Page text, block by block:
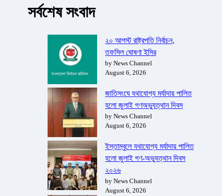
সর্বশেষ সংবাদ
২০ আগস্ট রাষ্ট্রপতি নির্বাচন,
তফসিল ঘোষণা ইসির
by News Channel
August 6, 2026
জাতিসংঘে যথাযোগ্য মর্যাদায় পালিত
হলো জুলাই গণঅভ্যুত্থান দিবস
by News Channel
August 6, 2026
ইস্তাম্বুলে যথাযোগ্য মর্যাদায় পালিত
হলো জুলাই গণ-অভ্যুত্থান দিবস
২০২৬
by News Channel
August 6, 2026